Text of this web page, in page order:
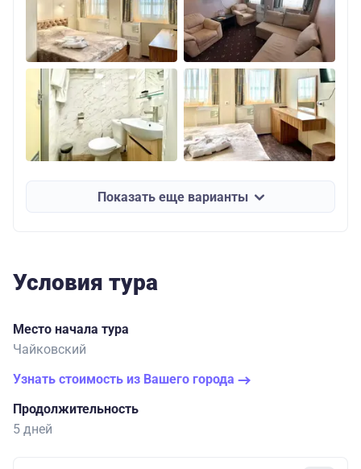
Показать еще варианты
Условия тура
Место начала тура
Чайковский
Узнать стоимость из Вашего города
Продолжительность
5 дней